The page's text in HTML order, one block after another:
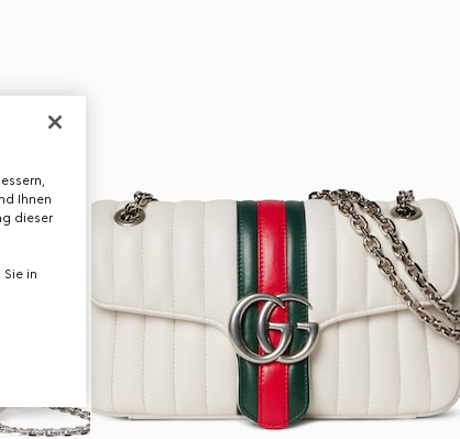
Ihnen
dieser
in